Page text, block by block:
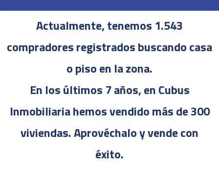
Actualmente, tenemos 1.543
compradores registradosbuscando casa
o piso en la zona.
En los últimos 7 años, en Cubus
Inmobiliaria hemos vendidomás de 300
viviendas. Aprovéchalo y vende con
éxito.